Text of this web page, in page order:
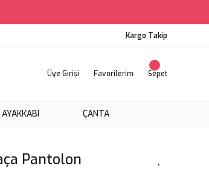
Kargo Takip
Üye Girişi Favorilerim Sepet
AYAKKABI ÇANTA
Pantolon